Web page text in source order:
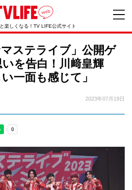
楽しくなる！TV LIFE公式サイト
ステライブ」公開ゲ
を告白！川﨑皇輝
一面も感じて」
2023年07月19日